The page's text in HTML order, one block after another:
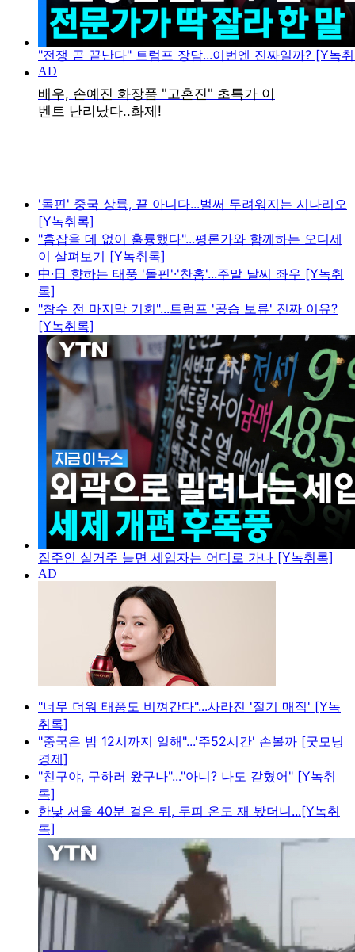
"전쟁 곧 끝난다" 트럼프 장담...이번엔 진짜일까? [Y녹
'돌핀' 중국 상륙, 끝 아니다...벌써 두려워지는 시나리오
[Y녹취록]
"흠잡을 데 없이 훌륭했다"...평론가와 함께하는 오디세
이 살펴보기 [Y녹취록]
中·日 향하는 태풍 '돌핀'·'찬홈'...주말 날씨 좌우 [Y녹취
록]
"참수 전 마지막 기회"...트럼프 '공습 보류' 진짜 이유?
[Y녹취록]
집주인 실거주 늘면 세입자는 어디로 가나 [Y녹취록]
"너무 더워 태풍도 비껴간다"...사라진 '절기 매직' [Y녹
취록]
"중국은 밤 12시까지 일해"...'주52시간' 손볼까 [굿모닝
경제]
"친구야, 구하러 왔구나"..."아니? 나도 갇혔어" [Y녹취
록]
한낮 서울 40분 걸은 뒤, 두피 온도 재 봤더니...[Y녹취
록]